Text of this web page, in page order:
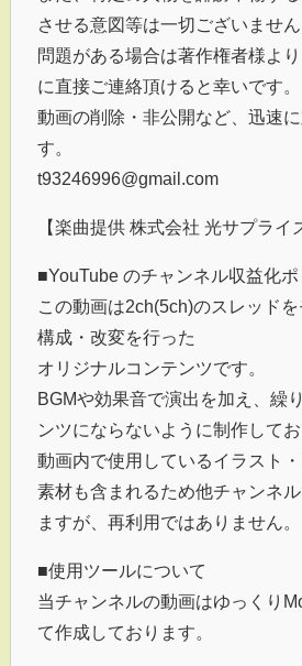
させる意図等は一切ございません
問題がある場合は著作権者様よ
に直接ご連絡頂けると幸いです。
動画の削除・非公開など、迅速
す。
t93246996@gmail.com
【楽曲提供 株式会社 光サプライ
■YouTube のチャンネル収益化
この動画は2ch(5ch)のスレッド
構成・改変を行った
オリジナルコンテンツです。
BGMや効果音で演出を加え、繰
ンツにならないように制作してお
動画内で使用しているイラスト
素材も含まれるため他チャンネ
ますが、再利用ではありません。
■使用ツールについて
当チャンネルの動画はゆっくり
て作成しております。